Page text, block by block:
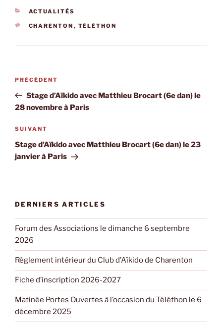
CATÉGORIES
ACTUALITÉS
ÉTIQUETTES
CHARENTON , TÉLÉTHON
Navigation
l’article
Article
précédent
PRÉCÉDENT
Stage d’Aïkido avec Matthieu Brocart (6e dan) le
28 novembre à Paris
Article
suivant
SUIVANT
Stage d’Aïkido avec Matthieu Brocart (6e dan) le 23
janvier à Paris
DERNIERS ARTICLES
Forum des Associations le dimanche 6 septembre
2026
Règlement intérieur du Club d’Aïkido de Charenton
Fiche d’inscription 2026-2027
Matinée Portes Ouvertes à l’occasion du Téléthon le 6
décembre 2025